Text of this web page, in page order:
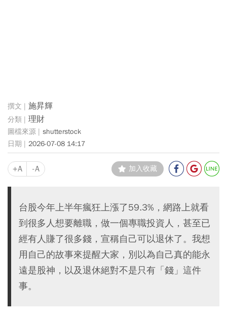
施昇輝
理財
shutterstock
2026-07-08 14:17
+A -A 加入收藏
台股今年上半年瘋狂上漲了59.3%，網路上就看
到很多人想要離職，做一個專職投資人，甚至已
經有人賺了很多錢，宣稱自己可以退休了。我想
用自己的故事來提醒大家，別以為自己真的能永
遠是股神，以及退休絕對不是只有「錢」這件
事。